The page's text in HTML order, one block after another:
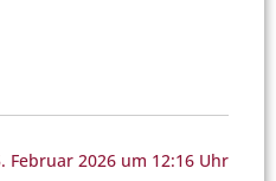
Februar 2026 um 12:16 Uhr